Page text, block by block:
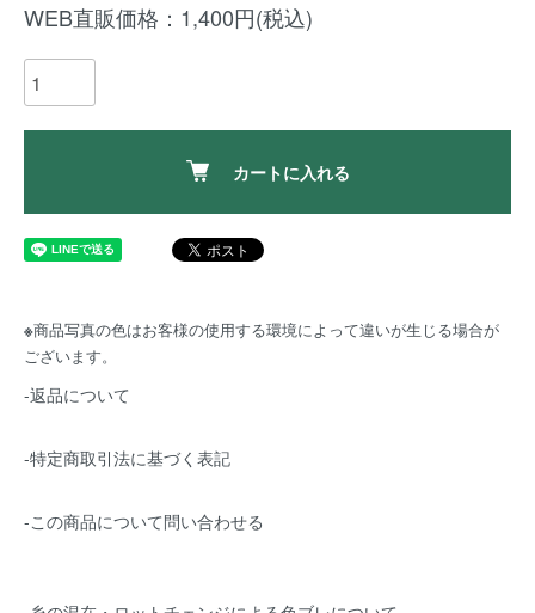
WEB直販価格：1,400円(税込)
カートに入れる
※商品写真の色はお客様の使用する環境によって違いが生じる場合が
ございます。
-返品について
-特定商取引法に基づく表記
-この商品について問い合わせる